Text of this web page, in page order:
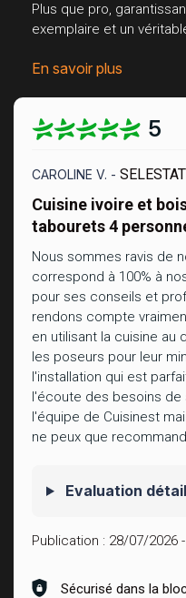
Plus que pro,
exemplaire et un
En savoir plus
5
CAROLINE V. -
Cuisine ivoire et
tabourets 4
Nous sommes ravis de
correspond à 100% à
pour ses conseils et
rendons compte
en utilisant la cuisine au
les poseurs pour leur
l'installation qui est
l'écoute des besoins
l'équipe de Cuisinest
ne peux que
Evaluation
Publication : 28/07/2026
Sécurisé dans la